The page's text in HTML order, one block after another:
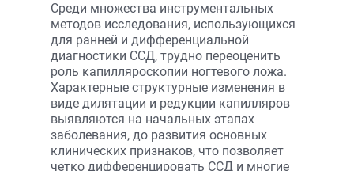
Среди множества инструментальных
методов исследования, использующихся
для ранней и дифференциальной
диагностики ССД, трудно переоценить
роль капилляроскопии ногтевого ложа.
Характерные структурные изменения в
виде дилятации и редукции капилляров
выявляются на начальных этапах
заболевания, до развития основных
клинических признаков, что позволяет
четко дифференцировать ССД и многие